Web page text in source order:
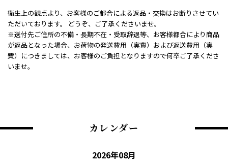
衛生上の観点より、お客様のご都合による返品・交換はお断りさせてい
ただいております。 どうぞ、ご了承くださいませ。
※送付先ご住所の不備・長期不在・受取辞退等、お客様都合により商品
が返品となった場合、お荷物の発送費用（実費）および返送費用（実
費）につきましては、お客様のご負担となりますので何卒ご了承くださ
いませ。
カレンダー
2026年08月